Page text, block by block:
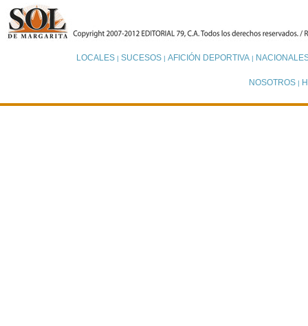
LOCALES| SUCESOS| AFICIÓN DEPORTIVA|
NOSOTROS |